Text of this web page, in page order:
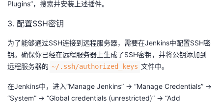
Plugins”，搜索并安装上述插件。
3. 配置SSH密钥
为了能够通过SSH连接到远程服务器，需要在Jenkins中配置SSH密
钥。确保你已经在远程服务器上生成了SSH密钥，并将公钥添加到
远程服务器的​ ​~/.ssh/authorized_keys​ ​文件中。
在Jenkins中，进入“Manage Jenkins” -> “Manage Credentials” ->
“System” -> “Global credentials (unrestricted)” -> “Add